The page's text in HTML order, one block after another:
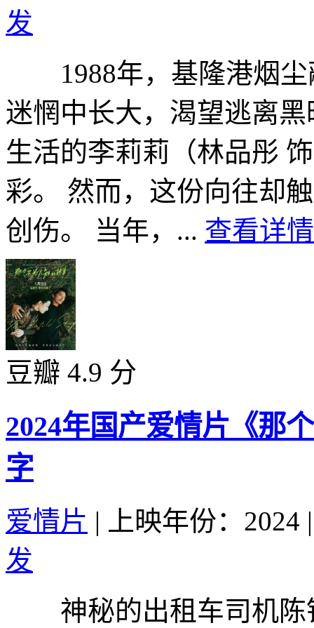
发
1988年，基隆港烟尘
迷惘中长大，渴望逃离
生活的李莉莉（林品彤
彩。 然而，这份向往却
创伤。 当年，... 查看详
豆瓣 4.9 分
2024年国产爱情片《那
字
爱情片 | 上映年份：2024 |
发
神秘的出租车司机陈